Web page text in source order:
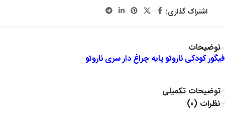
اشتراک گذاری:
توضیحات
فیگور کودکی ناروتو پایه چراغ دار سری ناروتو
توضیحات تکمیلی
نظرات (0)